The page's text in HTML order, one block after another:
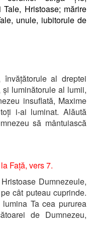
Hristoase; mărire
unule, iubitorule de
învățătorule al dreptei
luminătorule al lumii,
insuflată, Maxime
i-ai luminat. Alăută
să mântuiască
Față, vers 7.
Dumnezeule,
cât puteau cuprinde.
Ta cea pururea
de Dumnezeu,